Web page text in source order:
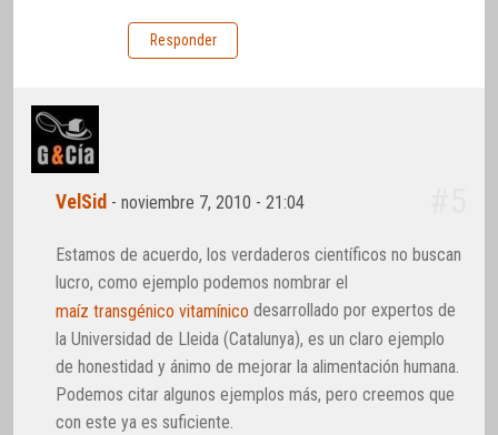
Responder
VelSid -noviembre 7, 2010 - 21:04
Estamos de acuerdo, los verdaderos científicos no buscan
lucro, como ejemplo podemos nombrar el
maíz transgénico vitamínico desarrollado por expertos de
la Universidad de Lleida (Catalunya), es un claro ejemplo
de honestidad y ánimo de mejorar la alimentación humana.
Podemos citar algunos ejemplos más, pero creemos que
con este ya es suficiente.